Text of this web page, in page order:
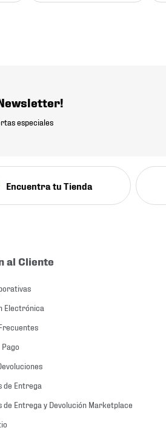
especiales
Encuentra tu Tienda
al Cliente
Electrónica
de Entrega
de Entrega y Devolución Marketplace